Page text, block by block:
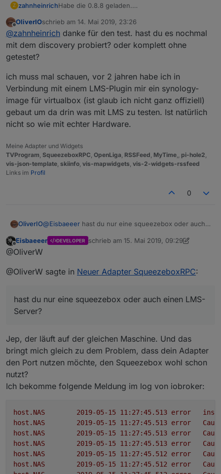
Z zahnheinrichHabe die 0.8.8 geladen.
Ein echter Fortschritt zum bisherigen Media
Server Adapter.
Vielen Dank dafür!
Offline
OliverIOschrieb am 14. Mai 2019, 23:26
zuletzt editiert von
@zahnheinrich danke für den test. hast du es nochmal
mit dem discovery probiert? oder komplett ohne
getestet?
ich muss mal schauen, vor 2 jahren habe ich in
Verbindung mit einem LMS-Plugin mir ein synology-
image für virtualbox (ist glaub ich nicht ganz offiziell)
gebaut um da drin was mit LMS zu testen. Ist natürlich
nicht so wie mit echter Hardware.
Meine Adapter und Widgets
TVProgram, SqueezeboxRPC, OpenLiga, RSSFeed, MyTime,, pi-hole2,
vis-json-template, skiinfo, vis-mapwidgets, vis-2-widgets-rssfeed
Links im Profil
0
OliverIO@Eisbaeeer hast du nur eine squeezebox oder auch
Die squeezeboxen gehen auch ohne Server zu
Der Adapter steuert nur den LMS-Server zuhause.
Standard-Widgets verbaut.
Die Playbuttons sind die On/Off-Buttonsaus
aus meinem Artwork-State befüttert, was sich
passend zur Station oder Album entsprechend
ändert
Datum und Zeit ist SimpleClock und SimpleDate
und die Playerauswahl zu bauen
Offline
Eisbaeeer DEVELOPER schrieb am 15. Mai 2019, 09:29
zuletzt editiert von Eisbaeeer
@OliverW
@OliverW sagte in Neuer Adapter SqueezeboxRPC:
hast du nur eine squeezebox oder auch einen LMS-
Server?
Jep, der läuft auf der gleichen Maschine. Und das
bringt mich gleich zu dem Problem, dass dein Adapter
den Port nutzen möchte, den Squeezebox wohl schon
nutzt?
Ich bekomme folgende Meldung im log von iobroker:
host.NAS error
host.NAS
error
host.NAS
error
host.NAS
error
host.NAS
error
host.NAS
error